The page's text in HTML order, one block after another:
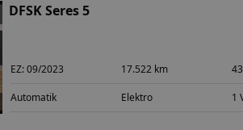
DFSK Seres 5
EZ:09/2023 17.522 km
Automatik Elektro 1